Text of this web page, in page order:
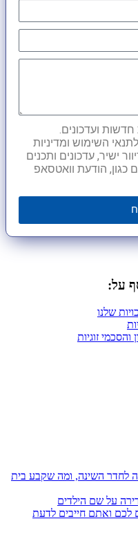
ועדכונים.
השימוש ומדיניות
ישיר, עדכונים ותכנים
כגון, הודעת וואטסאפ
על:
שלנו
זוגיות
לחדר השינה, ומה שקבע בית
על שם הילדים
לכם ואתם חייבים לדעת